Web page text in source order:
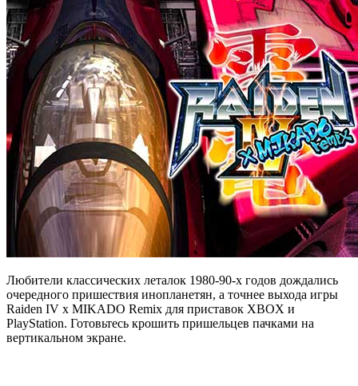
Любители классических леталок 1980-90-х годов дождались
очередного пришествия инопланетян, а точнее выхода игры
Raiden IV x MIKADO Remix для приставок XBOX и
PlayStation. Готовьтесь крошить пришельцев пачками на
вертикальном экране.